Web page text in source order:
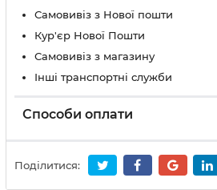
Самовивіз з Нової пошти
Кур'єр Нової Пошти
Самовивіз з магазину
Інші транспортні служби
Способи оплати
Поділитися: